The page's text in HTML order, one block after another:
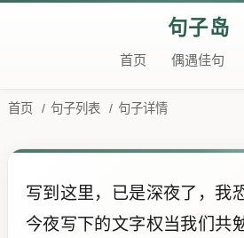
句子岛
首页 偶遇佳句
首页 / 句子列表 / 句子详情
写到这里，已是深夜了，我
今夜写下的文字权当我们共